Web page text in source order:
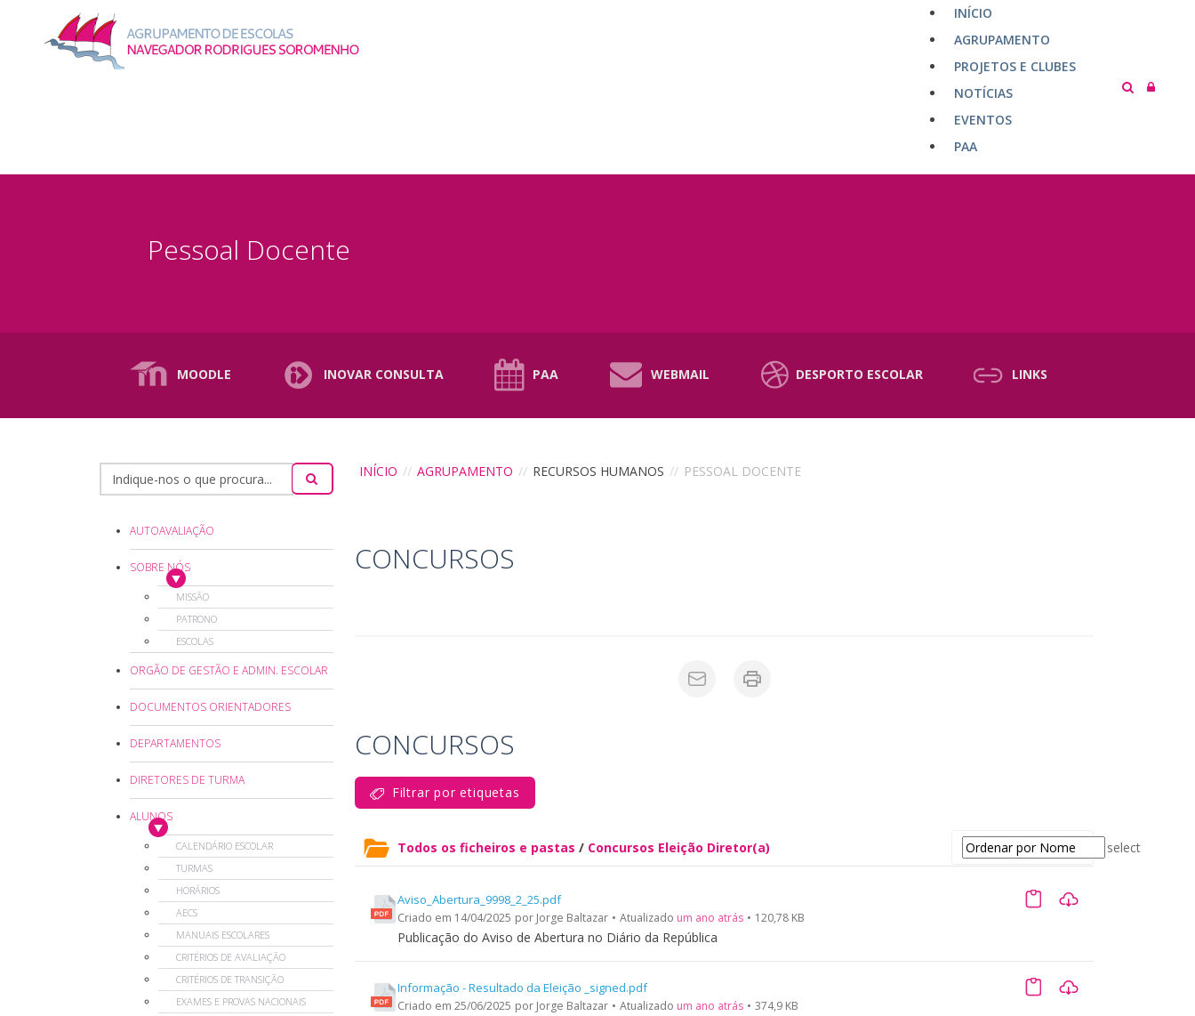
INÍCIO
AGRUPAMENTO
PROJETOS E CLUBES
NOTÍCIAS
EVENTOS
PAA
Pessoal Docente
MOODLE INOVAR CONSULTA PAA WEBMAIL DESPORTO ESCOLAR LINKS
AUTOAVALIAÇÃO
SOBRE NÓS
MISSÃO
PATRONO
ESCOLAS
ORGÃO DE GESTÃO E ADMIN. ESCOLAR
DOCUMENTOS ORIENTADORES
DEPARTAMENTOS
DIRETORES DE TURMA
ALUNOS
CALENDÁRIO ESCOLAR
TURMAS
HORÁRIOS
AECS
MANUAIS ESCOLARES
CRITÉRIOS DE AVALIAÇÃO
CRITÉRIOS DE TRANSIÇÃO
EXAMES E PROVAS NACIONAIS
INÍCIO // AGRUPAMENTO // RECURSOS HUMANOS // PESSOAL DOCENTE
CONCURSOS
CONCURSOS
Filtrar por etiquetas
Todos os ficheiros e pastas / Concursos Eleição Diretor(a) select
Aviso_Abertura_9998_2_25.pdf
Criado em 14/04/2025 por Jorge Baltazar • Atualizado um ano atrás • 120,78 KB
Publicação do Aviso de Abertura no Diário da República
Informação - Resultado da Eleição _signed.pdf
Criado em 25/06/2025 por Jorge Baltazar • Atualizado um ano atrás • 374,9 KB